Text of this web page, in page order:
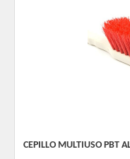
CEPILLO MULTIUSO PBT